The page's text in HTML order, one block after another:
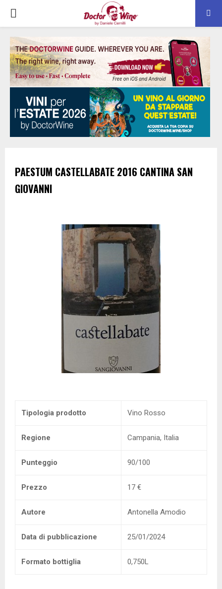
PRIMARY
MENU
PAESTUM CASTELLABATE 2016 CANTINA SAN
GIOVANNI
Tipologia prodotto Vino Rosso
Regione Campania, Italia
Punteggio 90/100
Prezzo 17 €
Autore Antonella Amodio
Data di pubblicazione 25/01/2024
Formato bottiglia 0,750L